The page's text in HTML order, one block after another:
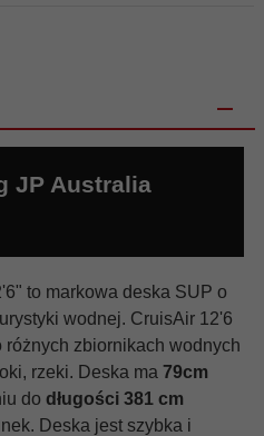
JP Australia
to markowa deska SUP o
wodnej. CruisAir 12'6
różnych zbiornikach wodnych
rzeki. Deska ma 79cm
do długości 381 cm
Deska jest szybka i